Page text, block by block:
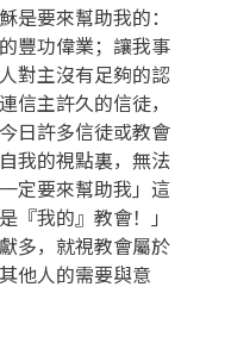
是要來幫助我的：
豐功偉業；讓我事
對主沒有足夠的認
信主許久的信徒，
日許多信徒或教會
我的視點裏，無法
定要來幫助我」這
『我的』教會！」
多，就視教會屬於
他人的需要與意